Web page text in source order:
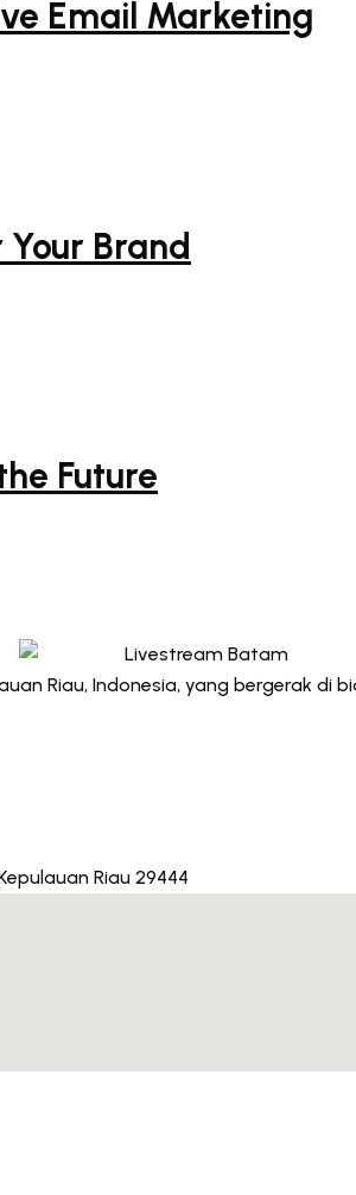
Email Marketing
Brand
Future
Riau, Indonesia, yang bergerak
Riau 29444